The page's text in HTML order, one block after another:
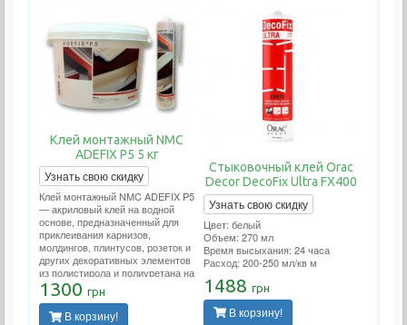
Клей монтажный NMC
ADEFIX P5 5 кг
Узнать свою скидку
Клей монтажный NMC ADEFIX P5
— акриловый клей на водной
основе, предназначенный для
приклеивания карнизов,
молдингов, плинтусов, розеток и
других декоративных элементов
из полистирола и полиуретана на
ДВП, ДСП, гипсокартон,
гипсоволокно, штукатурку, бетон
и другие поверхности.
1300 грн
В корзину!
Стыковочный клей Orac
Decor DecoFix Ultra FX400
Узнать свою скидку
Цвет: белый
Объем: 270 мл
Время высыхания: 24 часа
Расход: 200-250 мл/кв м
1488 грн
В корзину!